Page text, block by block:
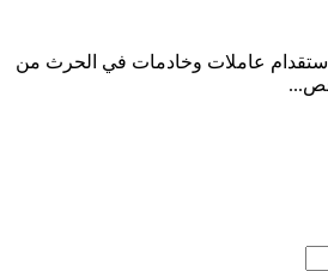
عاملات وخادمات في الحرث من